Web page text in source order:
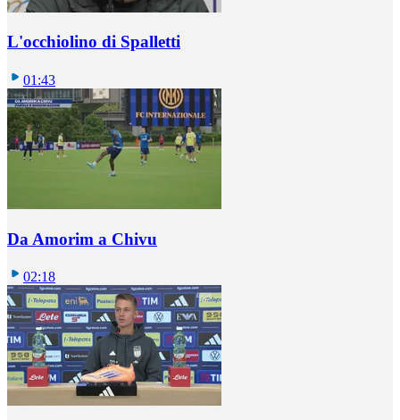
L'occhiolino di Spalletti
01:43
Da Amorim a Chivu
02:18